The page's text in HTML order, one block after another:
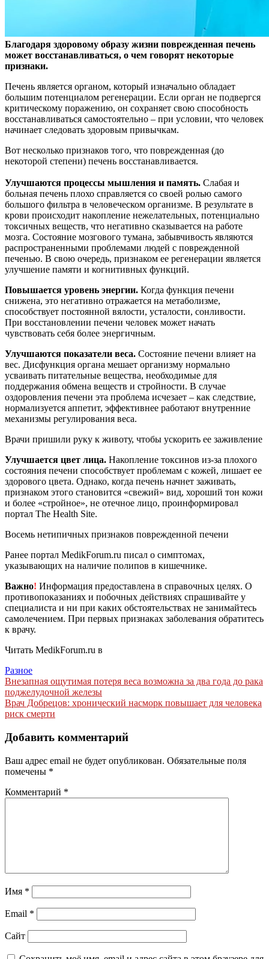
Благодаря здоровому образу жизни поврежденная печень
может восстанавливаться, о чем говорят некоторые
признаки.
Печень является органом, который изначально обладает
большим потенциалом регенерации. Если орган не подвергся
критическому поражению, он сохраняет свою способность
восстанавливаться самостоятельно – при условии, что человек
начинает следовать здоровым привычкам.
Вот несколько признаков того, что поврежденная (до
некоторой степени) печень восстанавливается.
Улучшаются процессы мышления и память. Слабая и
больная печень плохо справляется со своей ролью самого
большого фильтра в человеческом организме. В результате в
крови происходит накопление нежелательных, потенциально
токсичных веществ, что негативно сказывается на работе
мозга. Состояние мозгового тумана, забывчивость являются
распространенными проблемами людей с поврежденной
печенью. В свою очередь, признаком ее регенерации является
улучшение памяти и когнитивных функций.
Повышается уровень энергии. Когда функция печени
снижена, это негативно отражается на метаболизме,
способствует постоянной вялости, усталости, сонливости.
При восстановлении печени человек может начать
чувствовать себя более энергичным.
Улучшаются показатели веса. Состояние печени влияет на
вес. Дисфункция органа мешает организму нормально
усваивать питательные вещества, необходимые для
поддержания обмена веществ и стройности. В случае
оздоровления печени эта проблема исчезает – как следствие,
нормализуется аппетит, эффективнее работают внутренние
механизмы регулирования веса.
Врачи пришили руку к животу, чтобы ускорить ее заживление
Улучшается цвет лица. Накопление токсинов из-за плохого
состояния печени способствует проблемам с кожей, лишает ее
здорового цвета. Однако, когда печень начнет заживать,
признаком этого становится «свежий» вид, хороший тон кожи
и более «стройное», не отечное лицо, проинформировал
портал The Health Site.
Восемь нетипичных признаков поврежденной печени
Ранее портал MedikForum.ru писал о симптомах,
указывающих на наличие полипов в кишечнике.
Важно! Информация предоставлена в справочных целях. О
противопоказаниях и побочных действиях спрашивайте у
специалиста и ни при каких обстоятельствах не занимайтесь
самолечением. При первых признаках заболевания обратитесь
к врачу.
Читать MedikForum.ru в
Разное
Навигация
по
записям
Внезапная ощутимая потеря веса возможна за два года до рака
поджелудочной железы
Врач Добрецов: хронический насморк повышает для человека
риск смерти
Добавить комментарий
Ваш адрес email не будет опубликован. Обязательные поля
помечены *
Комментарий *
Имя *
Email *
Сайт